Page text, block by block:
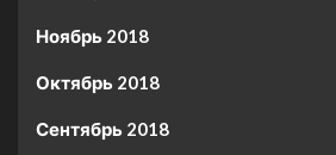
Ноябрь 2018
Октябрь 2018
Сентябрь 2018